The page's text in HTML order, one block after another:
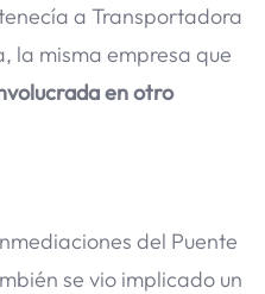
a Transportadora
la misma empresa que
en otro
del Puente
se vio implicado un